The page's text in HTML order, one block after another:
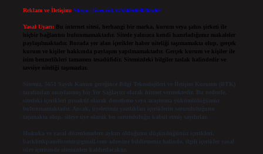
Reklam ve İletişim: Skype: live:.cid.575569c608265c69
Yasal Uyarı:
Bu internet sitesi, herhangi bir marka, kurum veya şahıs şirketi ile
hiçbir bağlantısı bulunmamaktadır. Sitede yalnızca kendi hazırladığımız makaleler
paylaşılmaktadır. Burada yer alan içerikler haber niteliği taşımamakta olup, gerçek
kurum ve kişiler hakkında paylaşım yapılmamaktadır. Gerçek kurum ve kişiler ile
isim benzerlikleri tamamen tesadüfidir. Sitemizdeki bilgiler taslak halindedir ve
tavsiye niteliği taşımazlar.
Sitemiz, 5651 Sayılı Kanun gereğince Bilgi Teknolojileri ve İletişim Kurumu (BTK)
tarafından onaylanmış bir Yer Sağlayıcı olarak hizmet vermektedir. Bu nedenle,
sitedeki içerikleri proaktif olarak denetleme veya araştırma yükümlülüğümüz
bulunmamaktadır. Ancak, üyelerimiz yazdıkları içeriklerin sorumluluğunu
taşımakta olup, siteye üye olarak bu sorumluluğu kabul etmiş sayılırlar.
Hukuka ve yasal düzenlemelere aykırı olduğunu düşündüğünüz içerikleri,
backlinkpanelicomtr@gmail.comadresine bildirmeniz halinde, ilgili içerikler yasal
süre içerisinde sitemizden kaldırılacaktır.